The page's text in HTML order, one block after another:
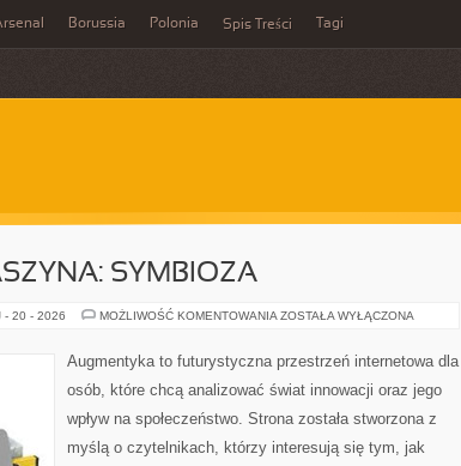
Borussia Polonia Spis Treści Tagi
SYMBIOZA
- 20 - 2026 MOŻLIWOŚĆ KOMENTOWANIA CZŁOWIEK–
ZOSTAŁA WYŁĄCZONA
Augmentyka to futurystyczna przestrzeń internetowa dla
osób, które chcą analizować świat innowacji oraz jego
wpływ na społeczeństwo. Strona została stworzona z
myślą o czytelnikach, którzy interesują się tym, jak